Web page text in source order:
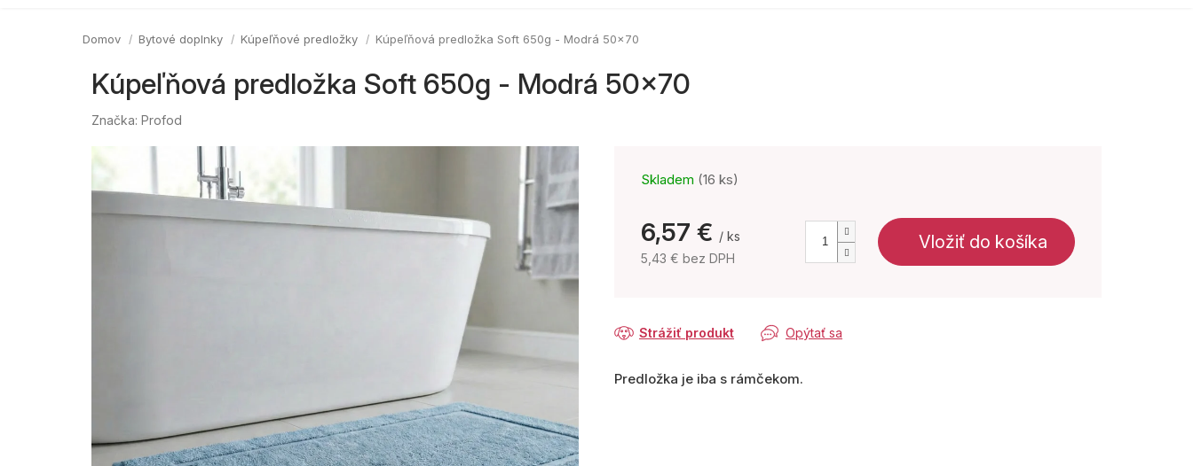
Domov Bytové doplnky Kúpeľňové predložky Kúpeľňová predložka Soft 650g - Modrá 50x70
Kúpeľňová predložka Soft 650g - Modrá 50x70
Značka: Profod
Skladem (16 ks)
6,57 € / ks
5,43 € bez DPH
Vložiť do košíka
Opýtať sa
Strážiť produkt
Predložka je iba s rámčekom.